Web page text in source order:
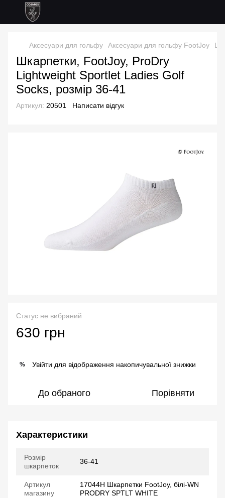
Аксесуари для гольфу Аксесуари для гольфу FootJoy
Шкарпетки, FootJoy, ProDry
Lightweight Sportlet Ladies Golf
Socks, розмір 36-41
Артикул: 20501 Написати відгук
Статус не вибраний
630 грн
% Увійти для відображення накопичувальної знижки
До обраного Порівняти
Характеристики
Розмір
шкарпеток
36-41
Артикул
магазину
17044H Шкарпетки FootJoy, білі-WN
PRODRY SPTLT WHITE